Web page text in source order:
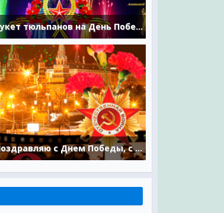
Букет тюльпанов на День Победы
Поздравляю с Днем Победы, с майским славным днем